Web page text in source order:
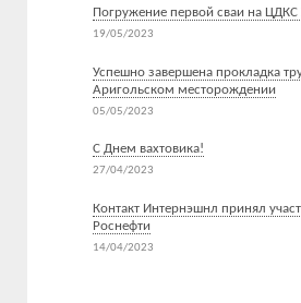
Погружение первой сваи на
19/05/2023
Успешно завершена прокладка
Аригольском месторождении
05/05/2023
С Днем вахтовика!
27/04/2023
Контакт Интернэшнл принял
Роснефти
14/04/2023